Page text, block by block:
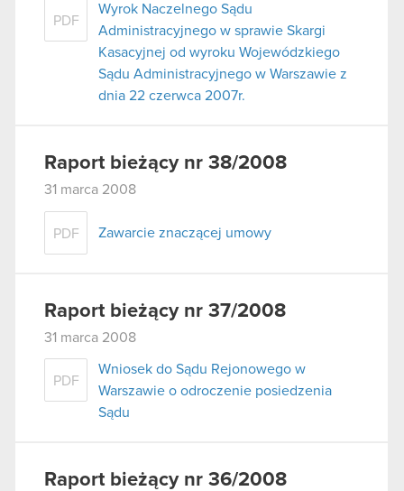
PDF
Wyrok Naczelnego Sądu
Administracyjnego w sprawie Skargi
Kasacyjnej od wyroku Wojewódzkiego
Sądu Administracyjnego w Warszawie z
dnia 22 czerwca 2007r.
Raport bieżący nr 38/2008
31 marca 2008
PDF Zawarcie znaczącej umowy
Raport bieżący nr 37/2008
31 marca 2008
PDF
Wniosek do Sądu Rejonowego w
Warszawie o odroczenie posiedzenia
Sądu
Raport bieżący nr 36/2008